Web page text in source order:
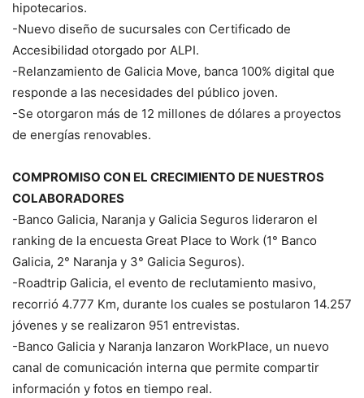
hipotecarios.
-Nuevo diseño de sucursales con Certificado de
Accesibilidad otorgado por ALPI.
-Relanzamiento de Galicia Move, banca 100% digital que
responde a las necesidades del público joven.
-Se otorgaron más de 12 millones de dólares a proyectos
de energías renovables.
COMPROMISO CON EL CRECIMIENTO DE NUESTROS
COLABORADORES
-Banco Galicia, Naranja y Galicia Seguros lideraron el
ranking de la encuesta Great Place to Work (1° Banco
Galicia, 2° Naranja y 3° Galicia Seguros).
-Roadtrip Galicia, el evento de reclutamiento masivo,
recorrió 4.777 Km, durante los cuales se postularon 14.257
jóvenes y se realizaron 951 entrevistas.
-Banco Galicia y Naranja lanzaron WorkPlace, un nuevo
canal de comunicación interna que permite compartir
información y fotos en tiempo real.